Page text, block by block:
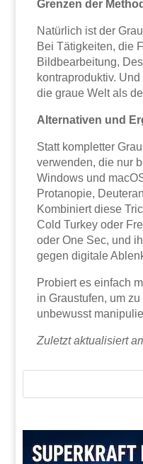
Grenzen der
Natürlich ist der
Bei Tätigkeiten, die
Bildbearbeitung,
kontraproduktiv.
die graue Welt als
Alternativen und
Statt kompletter
verwenden, die nur
Windows und
Protanopie,
Kombiniert diese
Cold Turkey oder
oder One Sec, und
gegen digitale
Probiert es einfach
in Graustufen, um
unbewusst
Zuletzt aktualisiert